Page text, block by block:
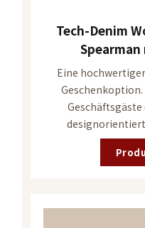
Tech-Denim
Eine
Geschäftsgäste